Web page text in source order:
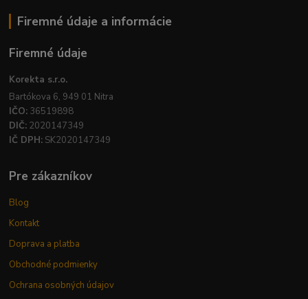
Firemné údaje a informácie
Firemné údaje
Korekta s.r.o.
Bartókova 6, 949 01 Nitra
IČO: 36519898
DIČ: 2020147349
IČ DPH: SK2020147349
Pre zákazníkov
Blog
Kontakt
Doprava a platba
Obchodné podmienky
Ochrana osobných údajov